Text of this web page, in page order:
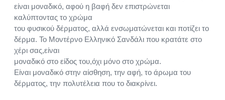
είναι μοναδικό, αφού η βαφή δεν επιστρώνεται
καλύπτοντας το χρώμα
του φυσικού δέρματος, αλλά ενσωματώνεται και ποτίζει το
δέρμα. Το Μοντέρνο Ελληνικό Σανδάλι που κρατάτε στο
χέρι σας,είναι
μοναδικό στο είδος του,όχι μόνο στο χρώμα.
Είναι μοναδικό στην αίσθηση, την αφή, το άρωμα του
δέρματος, την πολυτέλεια που το διακρίνει.